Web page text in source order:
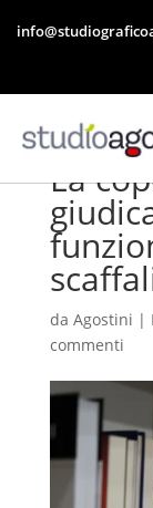
La
da Agostini |
commenti